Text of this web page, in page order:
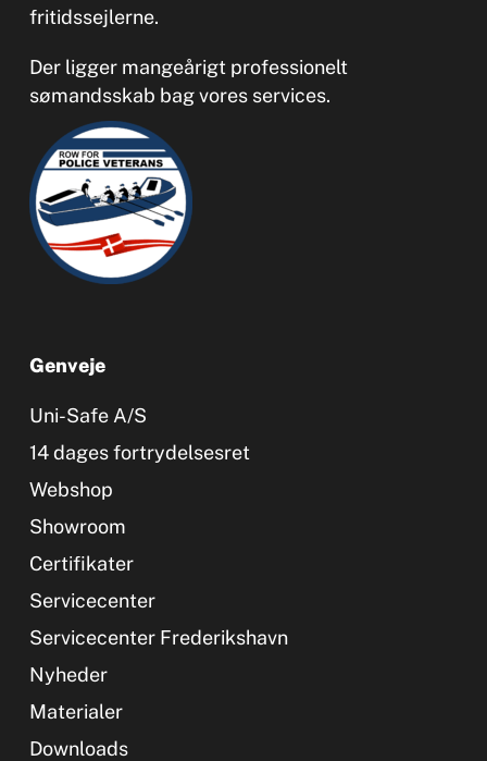
fritidssejlerne.
Der ligger mangeårigt professionelt
sømandsskab bag vores services.
Genveje
Uni-Safe A/S
14 dages fortrydelsesret
Webshop
Showroom
Certifikater
Servicecenter
Servicecenter Frederikshavn
Nyheder
Materialer
Downloads